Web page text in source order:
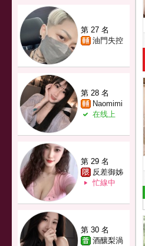
第 27 名
油門失控
第 28 名
Naomimi
在线上
第 29 名
反差御姊
忙線中
第 30 名
酒釀梨渦